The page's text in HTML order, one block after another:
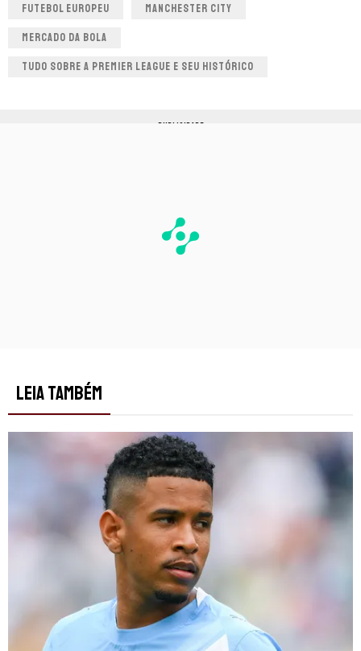
FUTEBOL EUROPEU MANCHESTER CITY
MERCADO DA BOLA
TUDO SOBRE A PREMIER LEAGUE E SEU HISTÓRICO
PUBLICIDADE
LEIA TAMBÉM